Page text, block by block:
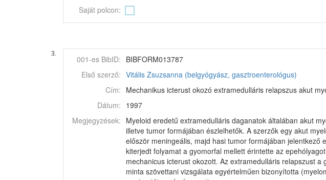
Saját polcon:
3.
001-es BibID: BIBFORM013787
Első szerző: Vitális Zsuzsanna (belgyógyász, gasztroenterológus)
Cím: Mechanikus icterust okozó extramedulláris relapszus akut
Dátum: 1997
Megjegyzések: Myeloid eredetű extramedulláris daganatok általában akut
illetve tumor formájában észlelhetők. A szerzők egy akut
először meningeális, majd hasi tumor formájában
kiterjedt folyamat a gyomorfal mellett érintette az
mechanicus icterust okozott. Az extramedulláris relapszust
minta szövettani vizsgálata egyértelműen bizonyította